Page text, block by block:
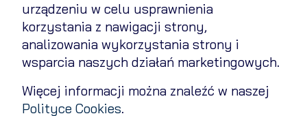
urządzeniu w celu usprawnienia
korzystania z nawigacji strony,
analizowania wykorzystania strony i
wsparcia naszych działań marketingowych.
Więcej informacji można znaleźć w naszej
Polityce Cookies.
Privacy policy
Contact
Change cookie settings